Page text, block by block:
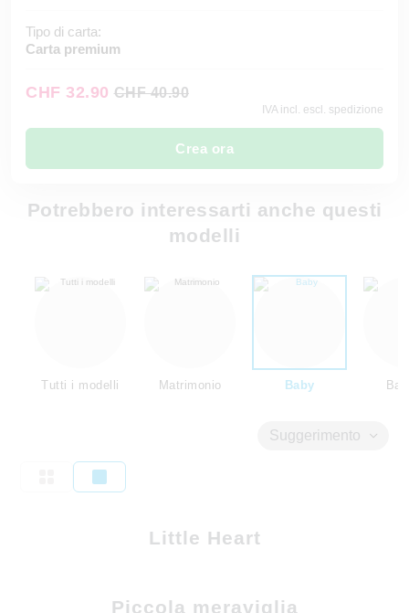
Tipo di carta:
Carta premium
CHF 32.90 CHF 40.90
IVA incl. escl. spedizione
Crea ora
Potrebbero interessarti anche questi
modelli
Tutti i modelli Matrimonio Baby
Suggerimento
Little Heart
Piccola meraviglia